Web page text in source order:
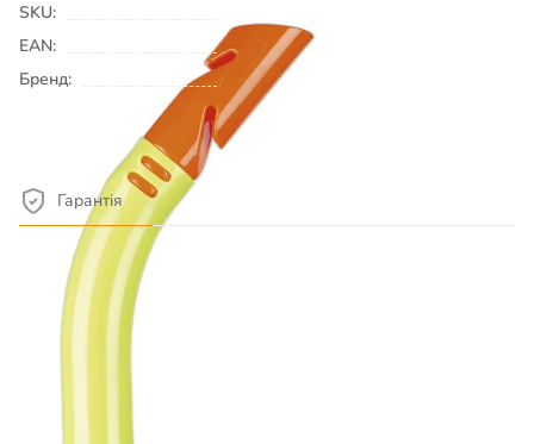
SKU:
EAN:
Бренд:
BECO
Гарантія
Обмін або повернення товару протягом 14 днів. Гарантія на
всі товари 6 місяців.
Опис товару
гума) Трубка має анатомічний загубник і надійний